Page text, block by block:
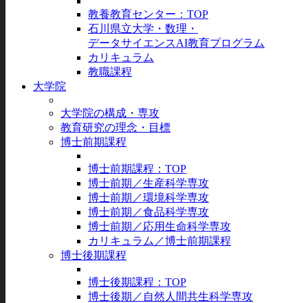
教養教育センター：TOP
石川県立大学・数理・
データサイエンスAI教育プログラム
カリキュラム
教職課程
大学院
大学院の構成・専攻
教育研究の理念・目標
博士前期課程
博士前期課程：TOP
博士前期／生産科学専攻
博士前期／環境科学専攻
博士前期／食品科学専攻
博士前期／応用生命科学専攻
カリキュラム／博士前期課程
博士後期課程
博士後期課程：TOP
博士後期／自然人間共生科学専攻